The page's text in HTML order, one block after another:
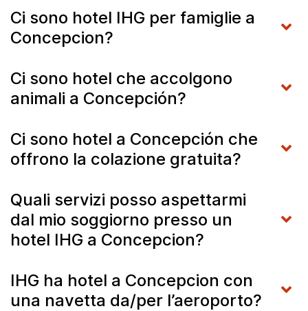
Ci sono hotel IHG per famiglie a
Concepcion?
Ci sono hotel che accolgono
animali a Concepción?
Ci sono hotel a Concepción che
offrono la colazione gratuita?
Quali servizi posso aspettarmi
dal mio soggiorno presso un
hotel IHG a Concepcion?
IHG ha hotel a Concepcion con
una navetta da/per l’aeroporto?